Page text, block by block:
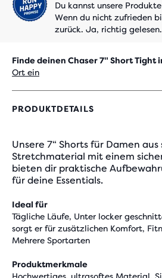
Du kannst unsere
Wenn du nicht zufrieden
zurück. Ja, richtig gelesen.
Finde deinen Chaser 7" Short Tight
Ort ein
PRODUKTDETAILS
Unsere 7“ Shorts für Damen
Stretchmaterial mit einem
bieten dir praktische
für deine Essentials.
Ideal für
Tägliche Läufe, Unter locker
sorgt er für zusätzlichen Komfort,
Mehrere Sportarten
Produktmerkmale